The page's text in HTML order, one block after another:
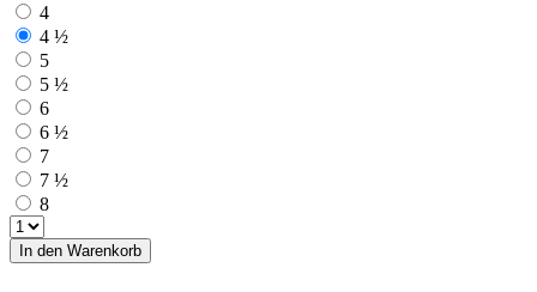
4
4 ½
5
5 ½
6
6 ½
7
7 ½
8
In den Warenkorb